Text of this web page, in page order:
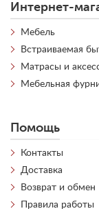
Интернет-
Мебель
Встраиваемая
Матрасы и
Мебельная
Помощь
Контакты
Доставка
Возврат и обмен
Правила работы